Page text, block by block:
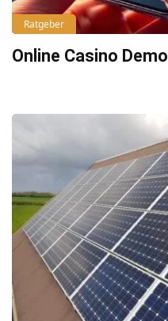
Ratgeber
Online Casino Demo